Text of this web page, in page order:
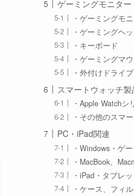
ゲーミングモニタ
・ゲーミングモ
・ゲーミングヘ
・キーボード
・ゲーミングマ
・外付けドライ
スマートウォッチ製
・Apple Watchシ
・その他のスマ
PC・iPad関連
・Windows・ゲ
・MacBook、
・iPad・タブレッ
・ケース、フィ